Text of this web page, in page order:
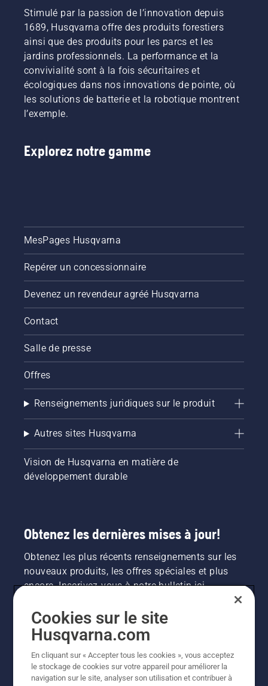
Stimulé par la passion de l’innovation depuis
1689, Husqvarna offre des produits forestiers
ainsi que des produits pour les parcs et les
jardins professionnels. La performance et la
convivialité sont à la fois sécuritaires et
écologiques dans nos innovations de pointe, où
les solutions de batterie et la robotique montrent
l’exemple.
Explorez notre gamme
MesPages Husqvarna
Repérer un concessionnaire
Devenez un revendeur agréé Husqvarna
Contact
Salle de presse
Offres
Renseignements juridiques sur le produit
Autres sites Husqvarna
Vision de Husqvarna en matière de
développement durable
Obtenez les dernières mises à jour!
Obtenez les plus récents renseignements sur les
nouveaux produits, les offres spéciales et plus
encore. Inscrivez-vous à notre bulletin ici.
INSCRIPTION À LA NEWSLETTER
Cookies sur le site
Husqvarna.com
En cliquant sur « Accepter tous les cookies », vous acceptez
le stockage de cookies sur votre appareil pour améliorer la
navigation sur le site, analyser son utilisation et contribuer à